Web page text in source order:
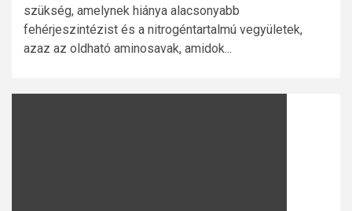
szükség, amelynek hiánya alacsonyabb
fehérjeszintézist és a nitrogéntartalmú vegyületek,
azaz az oldható aminosavak, amidok...